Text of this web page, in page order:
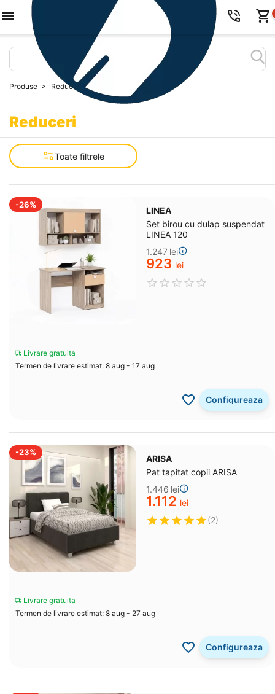
Produse > Reduceri
Reduceri
Toate filtrele
-26%
LINEA
Set birou cu dulap suspendat
LINEA 120
1.247lei
‍923‍ lei
Livrare gratuita
Termen de livrare estimat: 8 aug - 17 aug
Configureaza
-23%
ARISA
Pat tapitat copii ARISA
1.446lei
1.112 lei
(2)
Livrare gratuita
Termen de livrare estimat: 8 aug - 27 aug
Configureaza